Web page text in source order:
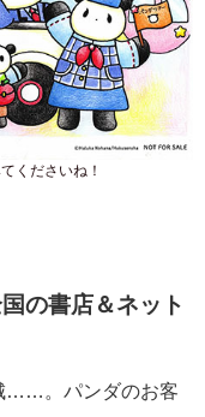
くださいね！
の書店＆ネット
……。パンダのお客